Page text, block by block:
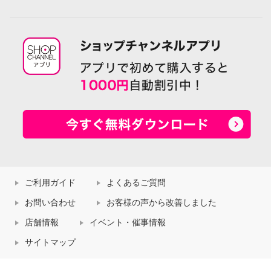
ご利用ガイド よくあるご質問
お問い合わせ お客様の声から改善しました
店舗情報 イベント・催事情報
サイトマップ